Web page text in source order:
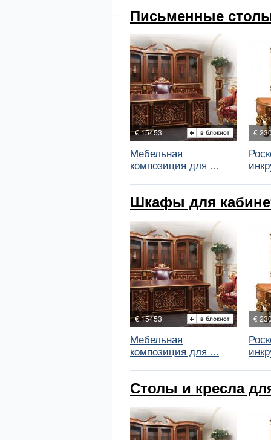
Письменные
€ 15453
Мебельная
композиция для ...
€
Шкафы для
€ 15453
Мебельная
композиция для ...
€
Столы и кресла